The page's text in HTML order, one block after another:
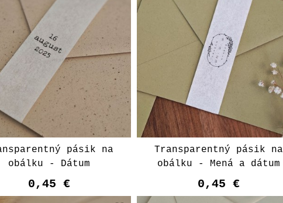
pásik na
obálku - Dátum
0,45 €
Transparentný pásik na
obálku - Mená a dátum
0,45 €